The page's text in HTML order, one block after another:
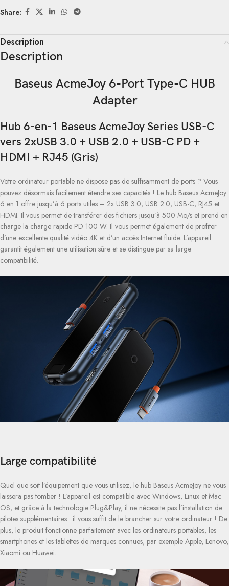
Share:
Description
Description
Baseus AcmeJoy 6-Port Type-C HUB
Adapter
Hub 6-en-1 Baseus AcmeJoy Series USB-C
vers 2xUSB 3.0 + USB 2.0 + USB-C PD +
HDMI + RJ45 (Gris)
Votre ordinateur portable ne dispose pas de suffisamment de ports ? Vous
pouvez désormais facilement étendre ses capacités ! Le hub Baseus AcmeJoy
6 en 1 offre jusqu’à 6 ports utiles – 2x USB 3.0, USB 2.0, USB-C, RJ45 et
HDMI. Il vous permet de transférer des fichiers jusqu’à 500 Mo/s et prend en
charge la charge rapide PD 100 W. Il vous permet également de profiter
d’une excellente qualité vidéo 4K et d’un accès Internet fluide. L’appareil
garantit également une utilisation sûre et se distingue par sa large
compatibilité.
Large compatibilité
Quel que soit l’équipement que vous utilisez, le hub Baseus AcmeJoy ne vous
laissera pas tomber ! L’appareil est compatible avec Windows, Linux et Mac
OS, et grâce à la technologie Plug&Play, il ne nécessite pas l’installation de
pilotes supplémentaires : il vous suffit de le brancher sur votre ordinateur ! De
plus, le produit fonctionne parfaitement avec les ordinateurs portables, les
smartphones et les tablettes de marques connues, par exemple Apple, Lenovo,
Xiaomi ou Huawei.